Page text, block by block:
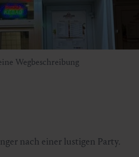
Wegbeschreibung
nach einer lustigen Party.